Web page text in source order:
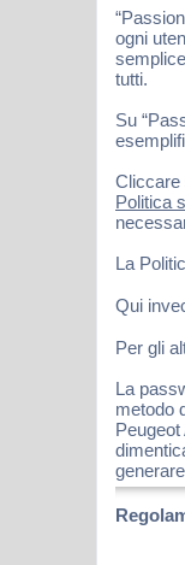
ogni
tutti.
Su
Cliccare
Politica
La
Qui
Per gli
La
metodo